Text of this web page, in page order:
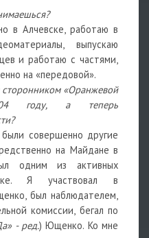
в Алчевске, работаю в
выпускаю
и работаю с частями,
на «передовой».
сторонником «Оранжевой
году, а теперь
совершенно другие
на Майдане в
одним из активных
Я участвовал в
был наблюдателем,
комиссии, бегал по
- ред.) Ющенко. Ко мне